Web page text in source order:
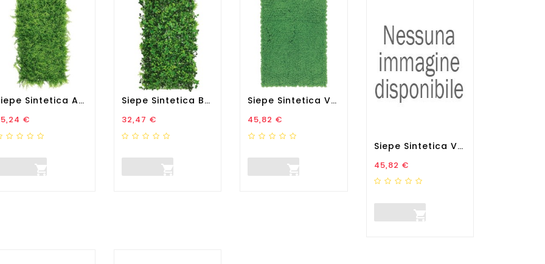
Siepe Sintetica Amazzonia...
€

Siepe Sintetica Borneo...
Prezzo
32,47 €

Siepe Sintetica Verdecor...
Prezzo
45,82 €

Siepe Sintetica Verdecor...
Prezzo
45,82 €
